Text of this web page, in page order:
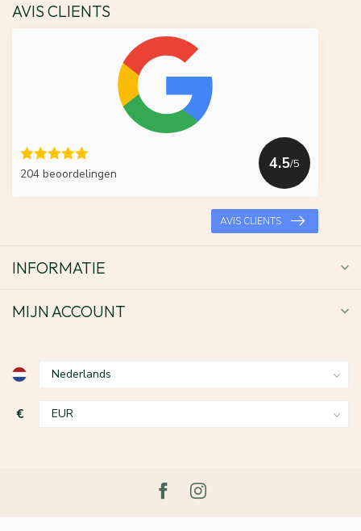
AVIS CLIENTS
204 beoordelingen
4.5/5
AVIS CLIENTS
INFORMATIE
MIJN ACCOUNT
€